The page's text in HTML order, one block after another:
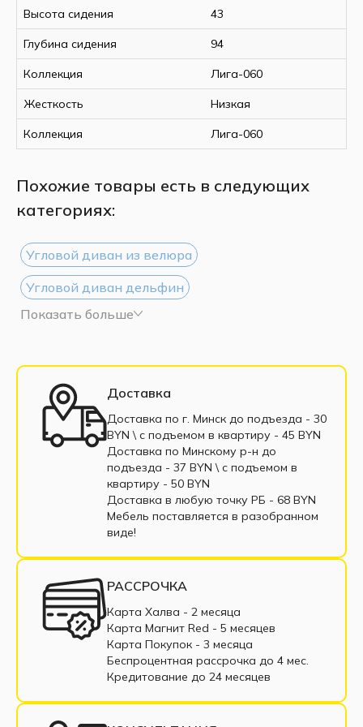
Высота сидения 43
Глубина сидения 94
Коллекция Лига-060
Жесткость Низкая
Коллекция Лига-060
Похожие товары есть в следующих
категориях:
Угловой диван из велюра
Угловой диван дельфин
Угловой диван из рогожки
Большие угловые диваны
Маленькие угловые диваны
Угловые диваны еврокнижка
Угловые диваны выкатные
Угловые диваны тик-так
Угловой диван бежевый
Угловые диваны с пружинным блоком
Угловые диваны из ткани
Угловые диваны из экокожи
Угловые диваны в рассрочку
Показать больше
Доставка
Доставка по г. Минск до подъезда - 30
BYN \ c подъемом в квартиру - 45 BYN
Доставка по Минскому р-н до
подъезда - 37 BYN \ c подъемом в
квартиру - 50 BYN
Доставка в любую точку РБ - 68 BYN
Мебель поставляется в разобранном
виде!
РАССРОЧКА
Карта Халва - 2 месяца
Карта Магнит Red - 5 месяцев
Карта Покупок - 3 месяца
Беспроцентная рассрочка до 4 мес.
Кредитование до 24 месяцев